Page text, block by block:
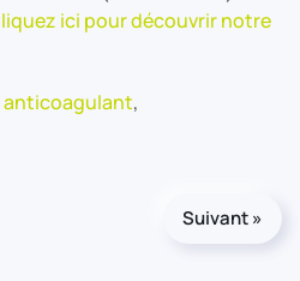
ici pour découvrir notre
,
Suivant »